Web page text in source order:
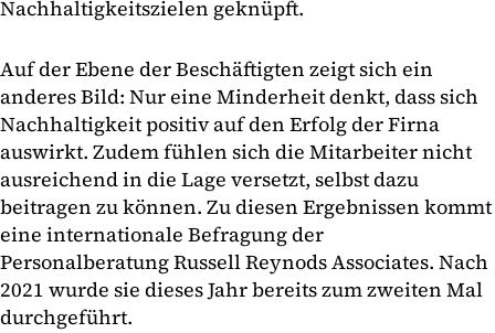
Nachhaltigkeitszielen geknüpft.
Auf der Ebene der Beschäftigten zeigt sich ein
anderes Bild: Nur eine Minderheit denkt, dass sich
Nachhaltigkeit positiv auf den Erfolg der Firna
auswirkt. Zudem fühlen sich die Mitarbeiter nicht
ausreichend in die Lage versetzt, selbst dazu
beitragen zu können. Zu diesen Ergebnissen kommt
eine internationale Befragung der
Personalberatung Russell Reynods Associates. Nach
2021 wurde sie dieses Jahr bereits zum zweiten Mal
durchgeführt.